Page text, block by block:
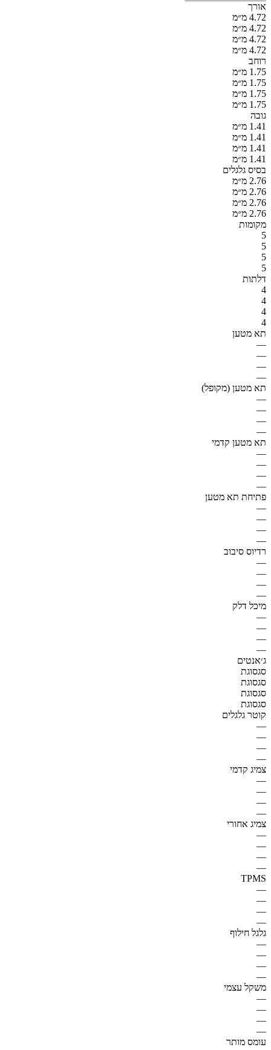
אורך
4.72 מ״מ
4.72 מ״מ
4.72 מ״מ
4.72 מ״מ
רוחב
1.75 מ״מ
1.75 מ״מ
1.75 מ״מ
1.75 מ״מ
גובה
1.41 מ״מ
1.41 מ״מ
1.41 מ״מ
1.41 מ״מ
בסיס גלגלים
2.76 מ״מ
2.76 מ״מ
2.76 מ״מ
2.76 מ״מ
מקומות
5
5
5
5
דלתות
4
4
4
4
תא מטען
—
—
—
—
תא מטען (מקופל)
—
—
—
—
תא מטען קדמי
—
—
—
—
פתיחת תא מטען
—
—
—
—
רדיוס סיבוב
—
—
—
—
מיכל דלק
—
—
—
—
ג׳אנטים
סגסוגת
סגסוגת
סגסוגת
סגסוגת
קוטר גלגלים
—
—
—
—
צמיג קדמי
—
—
—
—
צמיג אחורי
—
—
—
—
TPMS
—
—
—
—
גלגל חילוף
—
—
—
—
משקל עצמי
—
—
—
—
עומס מותר